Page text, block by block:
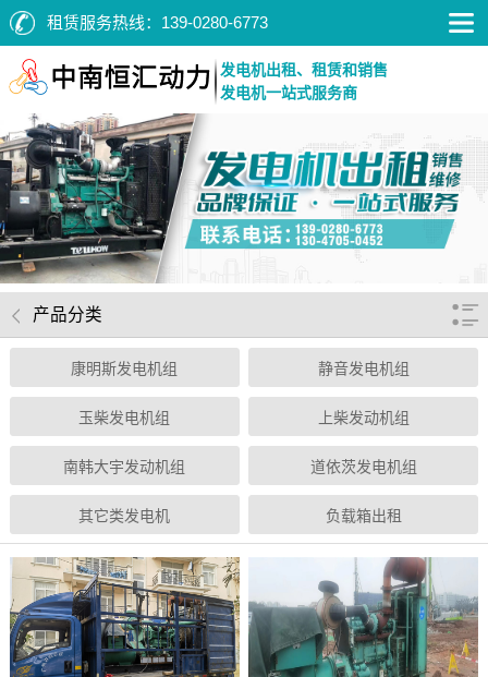
租赁服务热线： 139-0280-6773
发电机出租、租赁和销售
发电机一站式服务商
产品分类
康明斯发电机组 静音发电机组
玉柴发电机组 上柴发动机组
南韩大宇发动机组 道依茨发电机组
其它类发电机 负载箱出租